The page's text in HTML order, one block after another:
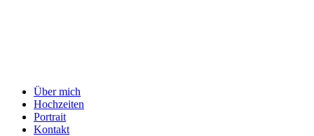
Über mich
Hochzeiten
Portrait
Kontakt